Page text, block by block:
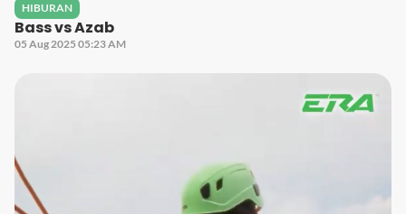
HIBURAN
Bass vs Azab
05 Aug 2025 05:23 AM